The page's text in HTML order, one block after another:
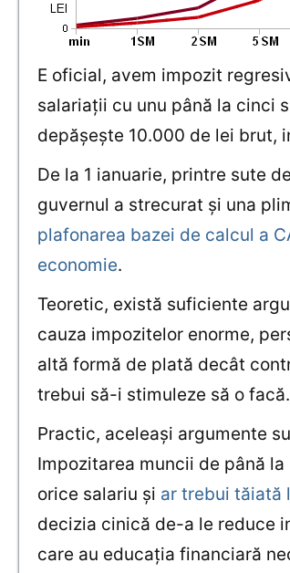
E oficial, avem impozit
salariaţii cu unu până la cinci
depăşeşte 10.000 de lei brut,
De la 1 ianuarie, printre sute
guvernul a strecurat şi una
plafonarea bazei de calcul a
economie.
Teoretic, există suficiente
cauza impozitelor enorme,
altă formă de plată decât
trebui să-i stimuleze să o facă.
Practic, aceleaşi argumente
Impozitarea muncii de până
orice salariu şi ar trebui tăiată
decizia cinică de-a le reduce
care au educaţia financiară